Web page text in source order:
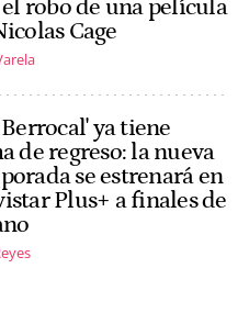
robo de una película
Cage
ya tiene
de regreso: la nueva
se estrenará en
Plus+ a finales de